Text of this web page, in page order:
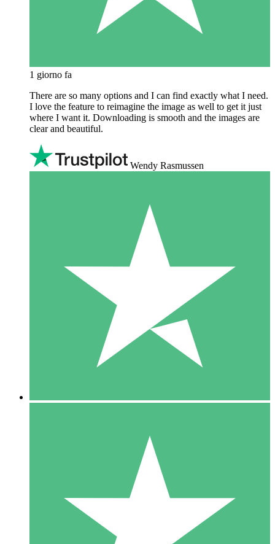
1 giorno fa
There are so many options and I can find exactly what I need.
I love the feature to reimagine the image as well to get it just
where I want it. Downloading is smooth and the images are
clear and beautiful.
Wendy Rasmussen